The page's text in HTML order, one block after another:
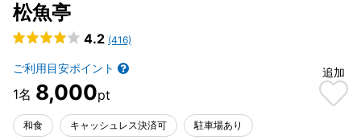
松魚亭
4.2 (416)
ご利用目安ポイント
8,000
追加
和食 キャッシュレス決済可 駐車場あり